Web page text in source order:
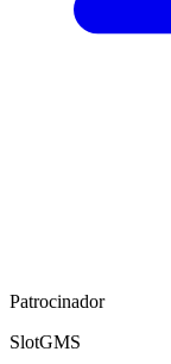
Patrocinador
SlotGMS